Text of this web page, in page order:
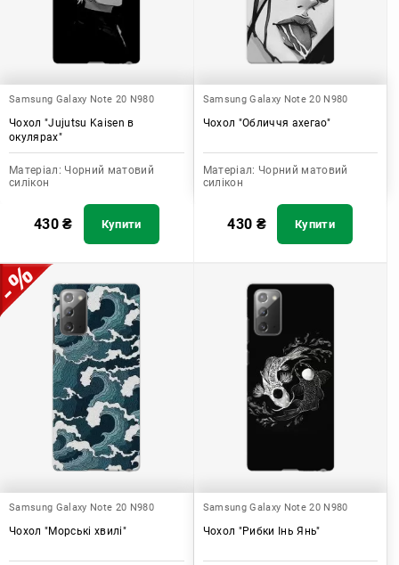
Samsung Galaxy Note 20 N980
Чохол "Jujutsu Kaisen в
окулярах"
Матеріал: Чорний матовий
силікон
430₴ Купити
Samsung Galaxy Note 20 N980
Чохол "Обличчя ахегао"
Матеріал: Чорний матовий
силікон
430 ₴ Купити
Samsung Galaxy Note 20 N980
Чохол "Морські хвилі"
Samsung Galaxy Note 20 N980
Чохол "Рибки Інь Янь"